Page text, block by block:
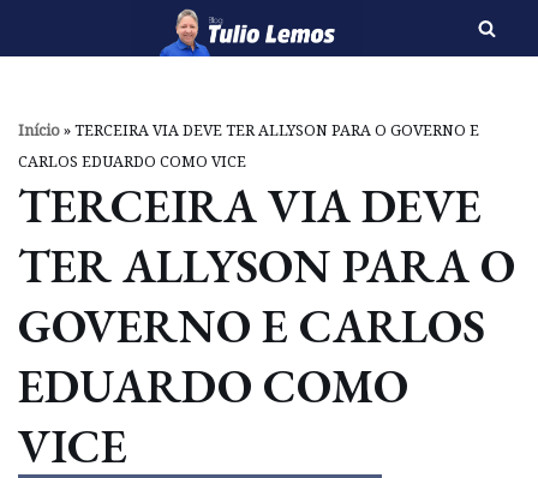
o
conteúdo
Início»TERCEIRA VIA DEVE TER ALLYSON PARA O GOVERNO E
CARLOS EDUARDO COMO VICE
TERCEIRA VIA DEVE
TER ALLYSON PARA O
GOVERNO E CARLOS
EDUARDO COMO
VICE